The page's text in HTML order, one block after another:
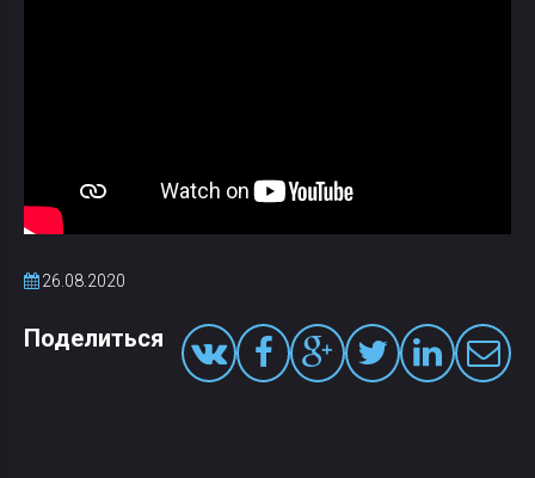
26.08.2020
Поделиться